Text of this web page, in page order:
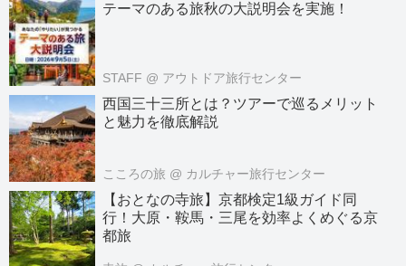
テーマのある旅秋の大説明会を実施！
STAFF @ アウトドア旅行センター
西国三十三所とは？ツアーで巡るメリット
と魅力を徹底解説
こころの旅 @ カルチャー旅行センター
【おとなの寺旅】京都検定1級ガイド同
行！大原・鞍馬・三尾を効率よくめぐる京
都旅